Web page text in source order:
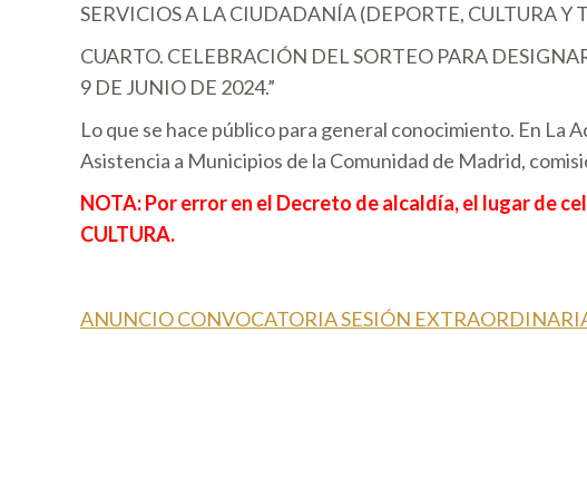
SERVICIOS A LA CIUDADANÍA (DEPORTE, CULTURA
CUARTO. CELEBRACIÓN DEL SORTEO PARA
9 DE JUNIO DE 2024.”
Lo que se hace público para general conocimiento. En La
Asistencia a Municipios de la Comunidad de Madrid,
NOTA: Por error en el Decreto de alcaldía, el lugar de
CULTURA.
ANUNCIO CONVOCATORIA SESIÓN